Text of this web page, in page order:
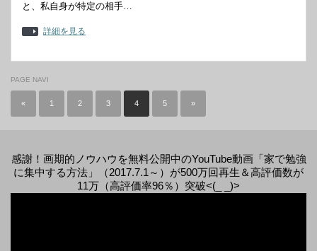
と、私自身が特定の相手…
詳細を見る
PAGE NAVI
« 1 2 3 4 5 »
感謝！画期的ノウハウを無料公開中のYouTube動画「家で勉強
に集中する方法」（2017.7.1～）が500万回再生＆高評価数が
11万（高評価率96％）突破<(_ _)>